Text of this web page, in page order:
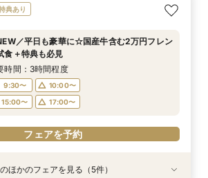
宅で式場見学★】在宅&スマホでOK！オン
ン相談会♪
10:00〜 17:00〜
フェアを予約
っている方も大歓迎】最短90分×見積もり相
回試食付
10:00〜
15:00〜
17:00〜
フェアを予約
々日〜当日予約◎／フレンチ試食＆直前予約
前撮り特典付
9:30〜
10:00〜
15:00〜
17:00〜
フェアを予約
ォト婚】貸切邸宅で残す大切な一日！期間限
典付相談会
9:30〜
10:00〜
15:00〜
17:00〜
フェアを予約
限定【130万優待★ドレス試着】光の大聖堂
スイーツ
9:30〜
10:00〜
15:00〜
17:00〜
フェアを予約
典あり
／平日も豪華に☆国産牛含む2万円フレン
食＋特典も必見
時間：3時間程度
9:30〜
10:00〜
15:00〜
17:00〜
フェアを予約
特典あり
特典あり
ほかのフェアを見る（5件）